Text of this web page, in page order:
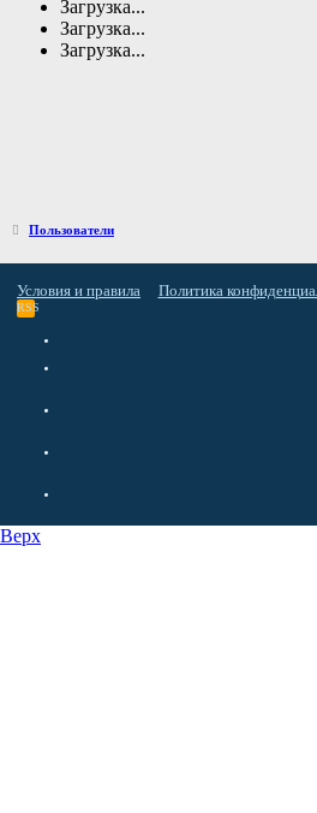
Загрузка...
Загрузка...
Загрузка...
Пользователи
Условия и правила Политика
RSS
Верх